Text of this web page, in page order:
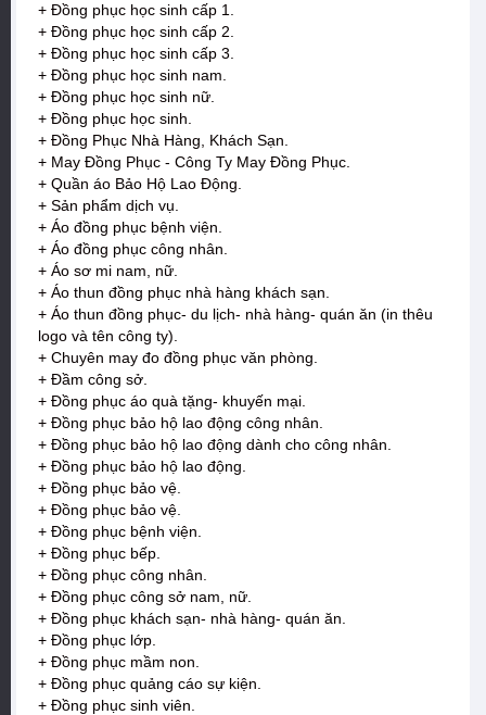
+ Đồng phục học sinh cấp 1.
+ Đồng phục học sinh cấp 2.
+ Đồng phục học sinh cấp 3.
+ Đồng phục học sinh nam.
+ Đồng phục học sinh nữ.
+ Đồng phục học sinh.
+ Đồng Phục Nhà Hàng, Khách Sạn.
+ May Đồng Phục - Công Ty May Đồng Phục.
+ Quần áo Bảo Hộ Lao Động.
+ Sản phẩm dịch vụ.
+ Áo đồng phục bệnh viện.
+ Áo đồng phục công nhân.
+ Áo sơ mi nam, nữ.
+ Áo thun đồng phục nhà hàng khách sạn.
+ Áo thun đồng phục- du lịch- nhà hàng- quán ăn (in thêu
logo và tên công ty).
+ Chuyên may đo đồng phục văn phòng.
+ Đầm công sở.
+ Đồng phục áo quà tặng- khuyến mại.
+ Đồng phục bảo hộ lao động công nhân.
+ Đồng phục bảo hộ lao động dành cho công nhân.
+ Đồng phục bảo hộ lao động.
+ Đồng phục bảo vệ.
+ Đồng phục bảo vệ.
+ Đồng phục bệnh viện.
+ Đồng phục bếp.
+ Đồng phục công nhân.
+ Đồng phục công sở nam, nữ.
+ Đồng phục khách sạn- nhà hàng- quán ăn.
+ Đồng phục lớp.
+ Đồng phục mầm non.
+ Đồng phục quảng cáo sự kiện.
+ Đồng phục sinh viên.